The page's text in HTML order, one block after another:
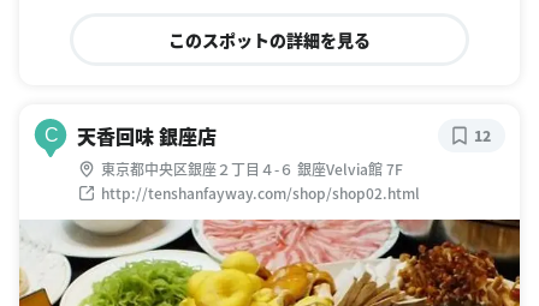
このスポットの詳細を見る
C 天香回味 銀座店
東京都中央区銀座２丁目４-６ 銀座Velvia館 7F
http://tenshanfayway.com/shop/shop02.html
12